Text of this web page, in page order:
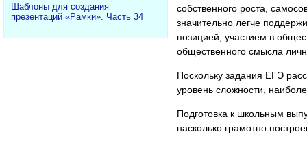
Шаблоны для создания
презентаций «Рамки». Часть 34
собственного роста,
значительно легче
позицией, участием в
общественного смысла
Поскольку задания ЕГЭ
уровень сложности,
Подготовка к школьным
насколько грамотно